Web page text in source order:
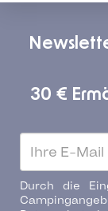
30 €
Durch die